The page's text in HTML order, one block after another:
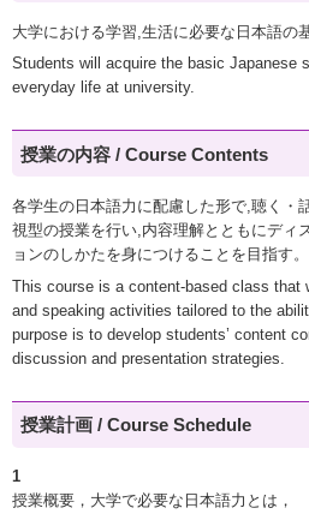
大学における学習,生活に必要な日本語の
Students will acquire the basic Japanese
everyday life at university.
授業の内容 / Course Contents
各学生の日本語力に配慮した形で,聴く・
視型の授業を行い,内容理解とともにディ
ョンのしかたを身につけることを目指す。
This course is a content-based class that
and speaking activities tailored to the
purpose is to develop students’ content
discussion and presentation strategies.
授業計画 / Course Schedule
1
授業概要，大学で必要な日本語力とは，